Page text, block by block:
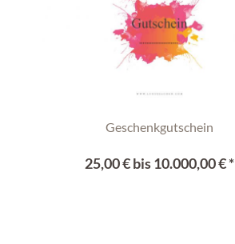
Geschenkgutschein
25,00 € bis 10.000,00 € *